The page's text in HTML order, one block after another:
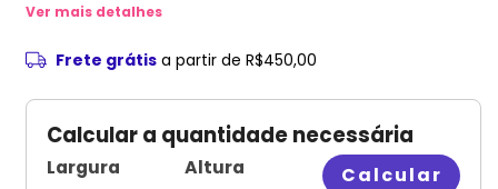
Ver mais detalhes
Frete grátis a partir de R$450,00
Calcular a quantidade necessária
Largura Altura Calcular